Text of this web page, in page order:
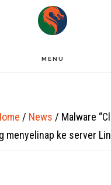
MENU
/ News / Malware
menyelinap ke server